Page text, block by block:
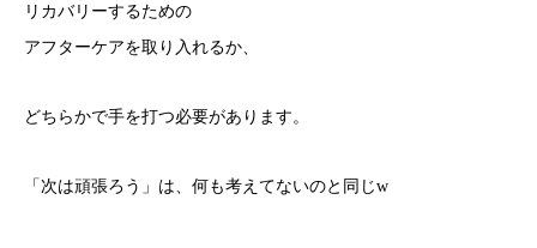
リカバリーするための
アフターケアを取り入れるか、
どちらかで手を打つ必要があります。
「次は頑張ろう」は、何も考えてないのと同じw